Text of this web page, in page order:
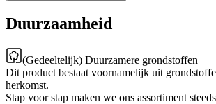
Duurzaamheid
(Gedeeltelijk) Duurzamere grondstoffen
Dit product bestaat voornamelijk uit
herkomst.
Stap voor stap maken we ons assortiment